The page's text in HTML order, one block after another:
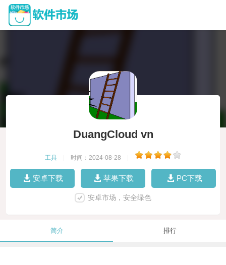
DuangCloud vn
工具 时间：2024-08-28
安卓下载 苹果下载 PC下载
安卓市场，安全绿色
简介 排行